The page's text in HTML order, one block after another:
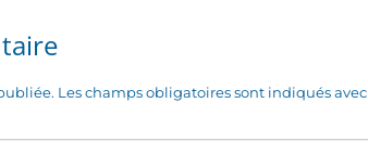
Les champs obligatoires sont indiqués avec